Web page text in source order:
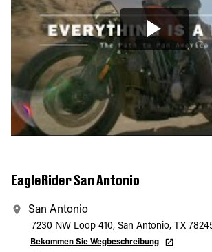
EagleRider San Antonio
San Antonio
7230 NW Loop 410, San Antonio, TX
Bekommen Sie Wegbeschreibung